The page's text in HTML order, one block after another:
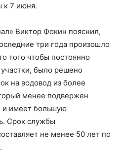
к 7 июня.
Виктор Фокин пояснил,
три года произошло
того чтобы постоянно
было решено
на водовод из более
менее подвержен
и имеет большую
Срок службы
не менее 50 лет по